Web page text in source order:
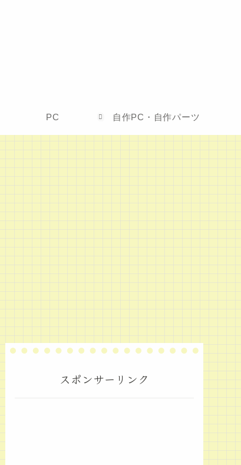
PC 自作PC・自作パーツ
スポンサーリンク